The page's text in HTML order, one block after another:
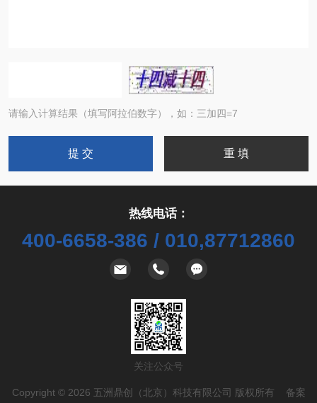
请输入计算结果（填写阿拉伯数字），如：三加四=7
热线电话：
400-6658-386 / 010,87712860
关注公众号
Copyright © 2026 五洲鼎创（北京）科技有限公司 版权所有 备案